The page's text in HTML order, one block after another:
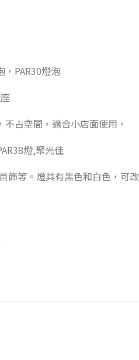
，PAR30燈泡
占空間，適合小店面使用，
燈,聚光佳
飾等。燈具有黑色和白色，可改